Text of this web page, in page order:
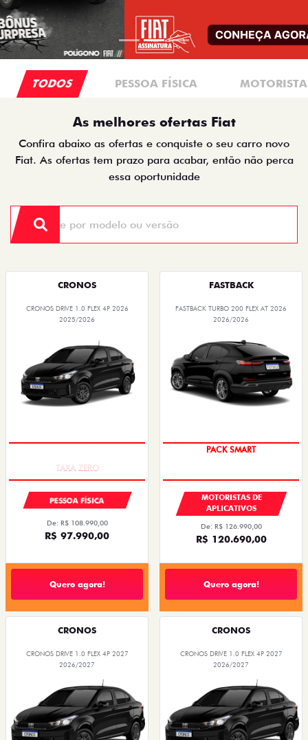
TODOS PESSOA FÍSICA
As melhores ofertas Fiat
Confira abaixo as ofertas e conquiste o seu carro novo
Fiat. As ofertas tem prazo para acabar, então não perca
essa oportunidade
CRONOS
CRONOS DRIVE 1.0 FLEX 4P 2026
2025/2026
PESSOA FÍSICA
De: R$ 108.990,00
R$ 97.990,00
Quero agora!
FASTBACK
FASTBACK TURBO 200 FLEX AT 2026
2026/2026
PACK SMART
MOTORISTAS DE
APLICATIVOS
De: R$ 126.990,00
R$ 120.690,00
Quero agora!
CRONOS
CRONOS DRIVE 1.0 FLEX 4P 2027
2026/2027
CRONOS
CRONOS DRIVE 1.0 FLEX 4P 2027
2026/2027